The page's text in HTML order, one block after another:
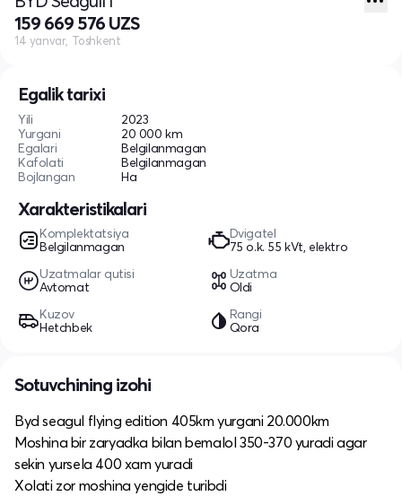
Egalik tarixi
Yili
2023
Yurgani
20 000 km
Egalari
Belgilanmagan
Kafolati
Belgilanmagan
Bojlangan
Ha
Xarakteristikalari
Komplektatsiya
Belgilanmagan
Dvigatel
75 o.k. 55 kVt, elektro
Uzatmalar qutisi
Avtomat
Uzatma
Oldi
Kuzov
Hetchbek
Rangi
Qora
159 669 576 UZS
14 yanvar, Toshkent
Sotuvchining izohi
Byd seagul flying edition 405km yurgani 20.000km
Moshina bir zaryadka bilan bemalol 350-370 yuradi agar
sekin yursela 400 xam yuradi
Xolati zor moshina yengide turibdi